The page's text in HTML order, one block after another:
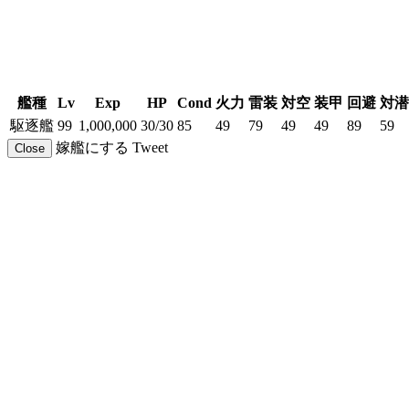
艦種 Lv Exp HP Cond 火力 雷装 対空 装甲 回避 対潜
駆逐艦 99 1,000,000 30/30 85 49 79 49 49 89 59
Close 嫁艦にする Tweet